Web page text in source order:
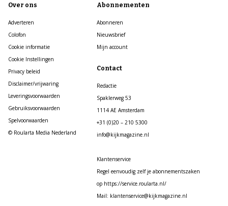
Over ons
Adverteren
Colofon
Cookie informatie
Cookie Instellingen
Privacy beleid
Disclaimer/vrijwaring
Leveringsvoorwaarden
Gebruiksvoorwaarden
Spelvoorwaarden
© Roularta Media Nederland
Abonnementen
Abonneren
Nieuwsbrief
Mijn account
Contact
Redactie
Spaklerweg 53
1114 AE Amsterdam
+31 (0)20 – 210 5300
info@kijkmagazine.nl
Klantenservice
Regel eenvoudig zelf je abonnementszaken
op https://service.roularta.nl/
Mail: klantenservice@kijkmagazine.nl